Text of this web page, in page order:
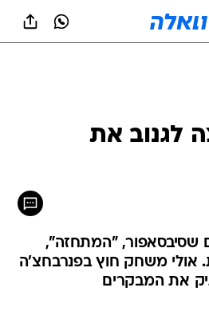
לגנוב את
שסיבסאפור, "המתחזה",
אולי משחק חוץ בפנרבחצ'ה